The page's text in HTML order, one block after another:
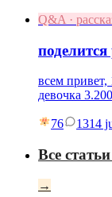
Q&A ·
всем привет,
девочка
76 1314
Все
→